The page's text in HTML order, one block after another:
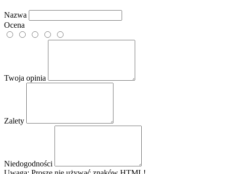
Nazwa
Ocena
Twoja opinia
Zalety
Niedogodności